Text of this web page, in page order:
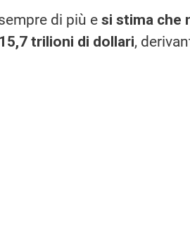
di più e si stima che
trilioni di dollari,